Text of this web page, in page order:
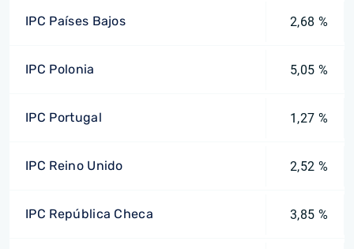
IPC Países Bajos 2,68 %
IPC Polonia 5,05 %
IPC Portugal 1,27 %
IPC Reino Unido 2,52 %
IPC República Checa 3,85 %